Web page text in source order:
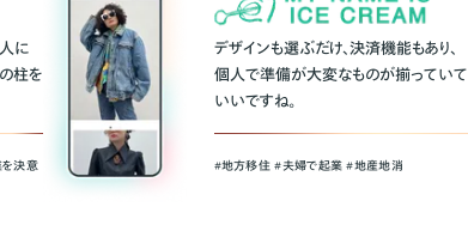
に
柱を
を決意
デザインも選ぶだけ、決済機能もあり、
個人で準備が大変なものが揃っていて
いいですね。
#地方移住 #夫婦で起業 #地産地消